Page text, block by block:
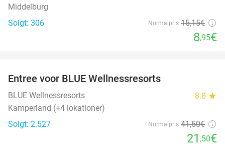
Middelburg
Solgt: 306
Normalpris 15,15€
8,95€
Entree voor BLUE Wellnessresorts
BLUE Wellnessresorts 8.8 star
Kamperland (+4 lokationer)
Solgt: 2.527
Normalpris 41,50€
21 ,50€